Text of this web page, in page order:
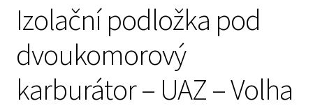
Izolační podložka pod
dvoukomorový
karburátor – UAZ – Volha